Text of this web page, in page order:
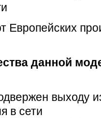
Европейских
данной
выходу
в сети